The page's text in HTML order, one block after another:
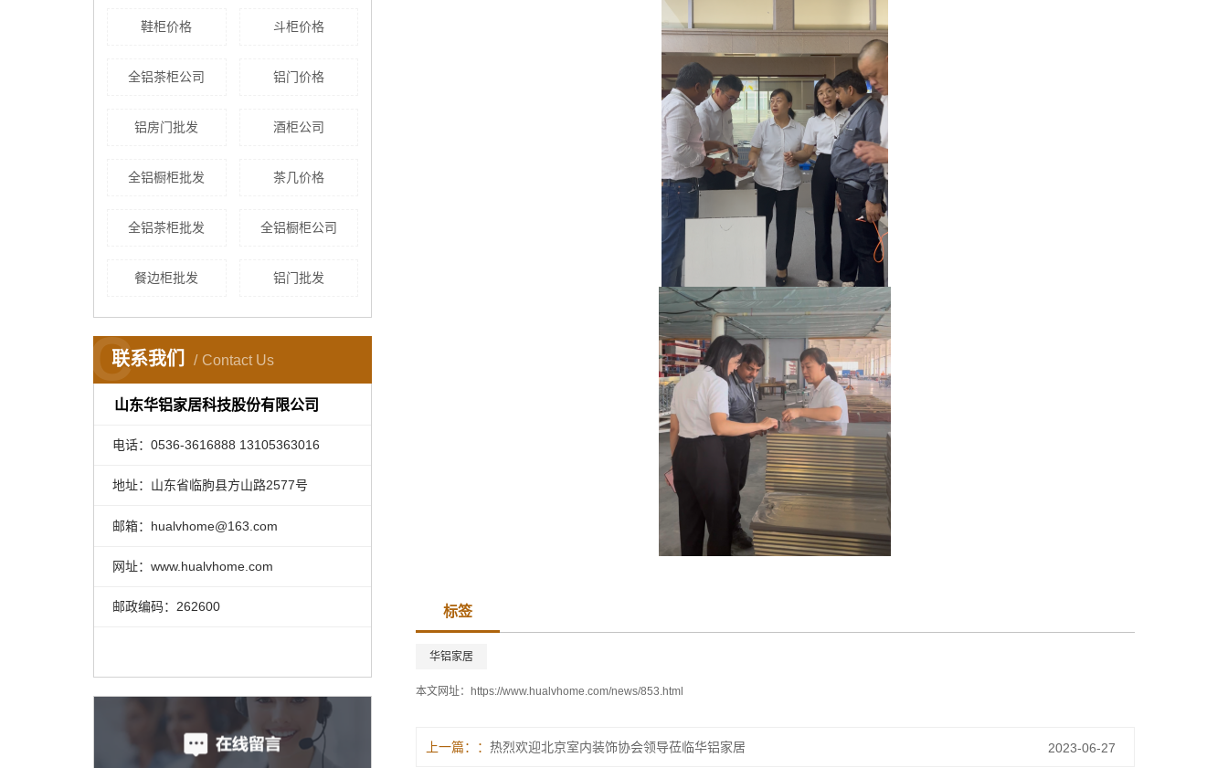
鞋柜价格 斗柜价格
全铝茶柜公司 铝门价格
铝房门批发 酒柜公司
全铝橱柜批发 茶几价格
全铝茶柜批发 全铝橱柜公司
餐边柜批发 铝门批发
联系我们 Contact Us
C
山东华铝家居科技股份有限公司
电话：0536-3616888 13105363016
地址：山东省临朐县方山路2577号
邮箱：hualvhome@163.com
网址：www.hualvhome.com
邮政编码：262600 标签
华铝家居
本文网址： https://www.hualvhome.com/news/853.html
上一篇： 热烈欢迎北京室内装饰协会领导莅临华铝家居 2023-06-27